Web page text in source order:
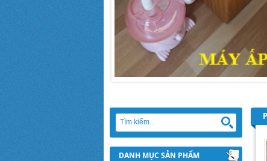
DANH MỤC SẢN PHẨM